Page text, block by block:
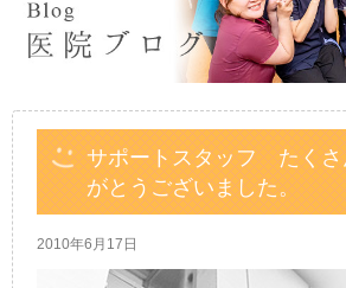
サポートスタッフ たくさ
がとうございました。
2010年6月17日